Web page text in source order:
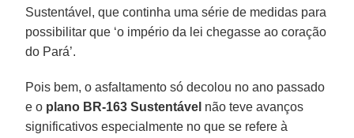
Sustentável, que continha uma série de medidas para
possibilitar que ‘o império da lei chegasse ao coração
do Pará’.
Pois bem, o asfaltamento só decolou no ano passado
e o plano BR-163 Sustentável não teve avanços
significativos especialmente no que se refere à